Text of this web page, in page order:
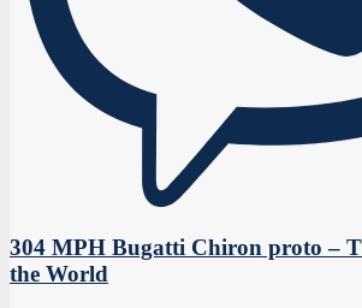
304 MPH Bugatti Chiron proto –
the World